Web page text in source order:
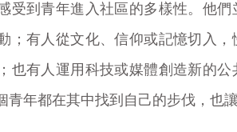
受到青年進入社區的多樣性。他們
；有人從文化、信仰或記憶切入
也有人運用科技或媒體創造新的
青年都在其中找到自己的步伐，也